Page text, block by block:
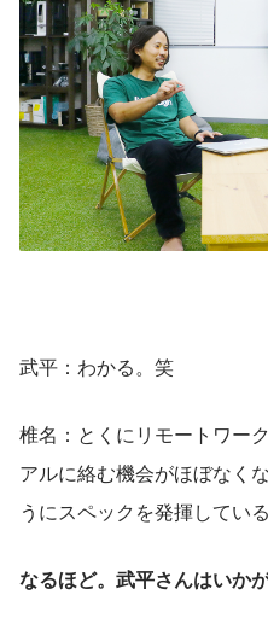
武平：わかる。笑
椎名：とくにリモートワー
アルに絡む機会がほぼなく
うにスペックを発揮してい
なるほど。武平さんはいか